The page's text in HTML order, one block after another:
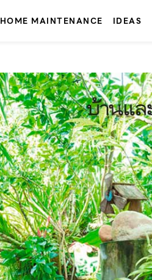
HOME MAINTENANCE IDEAS